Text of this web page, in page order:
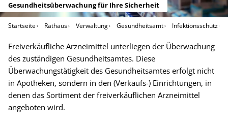
Gesundheitsüberwachung für Ihre Sicherheit
Startseite Rathaus Verwaltung Gesundheitsamt Infektionsschutz
Freiverkäufliche Arzneimittel unterliegen der Überwachung
des zuständigen Gesundheitsamtes. Diese
Überwachungstätigkeit des Gesundheitsamtes erfolgt nicht
in Apotheken, sondern in den (Verkaufs-) Einrichtungen, in
denen das Sortiment der freiverkäuflichen Arzneimittel
angeboten wird.